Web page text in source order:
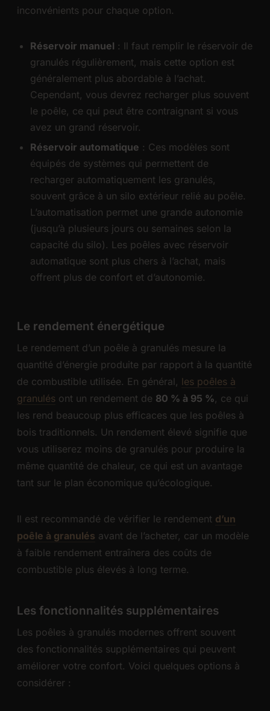
inconvénients pour chaque option.
Réservoir manuel : Il faut remplir le réservoir de
granulés régulièrement, mais cette option est
généralement plus abordable à l’achat.
Cependant, vous devrez recharger plus souvent
le poêle, ce qui peut être contraignant si vous
avez un grand réservoir.
Réservoir automatique : Ces modèles sont
équipés de systèmes qui permettent de
recharger automatiquement les granulés,
souvent grâce à un silo extérieur relié au poêle.
L’automatisation permet une grande autonomie
(jusqu’à plusieurs jours ou semaines selon la
capacité du silo). Les poêles avec réservoir
automatique sont plus chers à l’achat, mais
offrent plus de confort et d’autonomie.
Le rendement énergétique
Le rendement d’un poêle à granulés mesure la
quantité d’énergie produite par rapport à la quantité
de combustible utilisée. En général, les poêles à
granulés ont un rendement de 80 % à 95 %, ce qui
les rend beaucoup plus efficaces que les poêles à
bois traditionnels. Un rendement élevé signifie que
vous utiliserez moins de granulés pour produire la
même quantité de chaleur, ce qui est un avantage
tant sur le plan économique qu’écologique.
Il est recommandé de vérifier le rendement d’un
poêle à granulés avant de l’acheter, car un modèle
à faible rendement entraînera des coûts de
combustible plus élevés à long terme.
Les fonctionnalités supplémentaires
Les poêles à granulés modernes offrent souvent
des fonctionnalités supplémentaires qui peuvent
améliorer votre confort. Voici quelques options à
considérer :